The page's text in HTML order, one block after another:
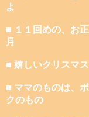
よ
■ １１回めの、お正
月
■ 嬉しいクリスマス
■ ママのものは、ボ
クのもの